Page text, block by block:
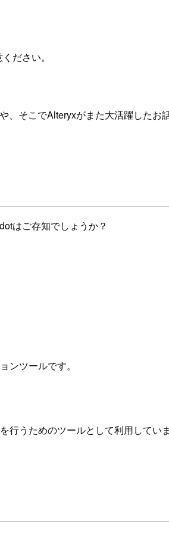
ださい。
そこでAlteryxがまた大活躍したお
はご存知でしょうか？
ンツールです。
うためのツールとして利用してい